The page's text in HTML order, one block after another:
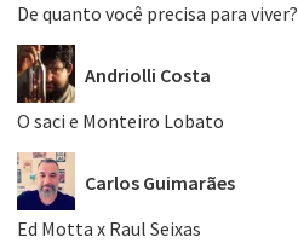
De quanto você precisa para viver?
Andriolli Costa
O saci e Monteiro Lobato
Carlos Guimarães
Ed Motta x Raul Seixas